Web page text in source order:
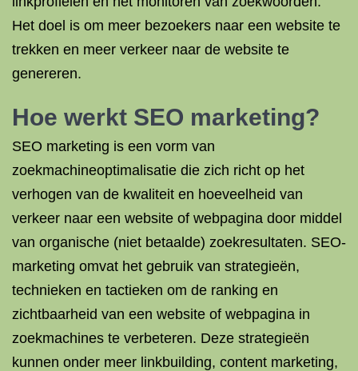
Het doel is om meer bezoekers naar een website te
trekken en meer verkeer naar de website te
genereren.
Hoe werkt SEO marketing?
SEO marketing is een vorm van
zoekmachineoptimalisatie die zich richt op het
verhogen van de kwaliteit en hoeveelheid van
verkeer naar een website of webpagina door middel
van organische (niet betaalde) zoekresultaten. SEO-
marketing omvat het gebruik van strategieën,
technieken en tactieken om de ranking en
zichtbaarheid van een website of webpagina in
zoekmachines te verbeteren. Deze strategieën
kunnen onder meer linkbuilding, content marketing,